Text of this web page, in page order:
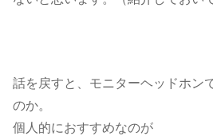
話を戻すと、モニターヘッドホン
のか。
個人的におすすめなのが